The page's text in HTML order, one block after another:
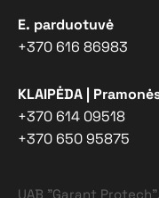
E. parduotuvė
+370 616 86983
KLAIPĖDA |
+370 614 09518
+370 650 95875
UAB "Garant